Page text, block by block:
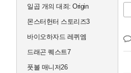
일곱 개의 대죄: Origin
몬스터헌터 스토리즈3
바이오하자드 레퀴엠
드래곤 퀘스트7
풋볼 매니저26